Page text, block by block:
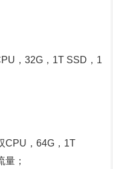
，32G，1T SSD，1
CPU，64G，1T
；